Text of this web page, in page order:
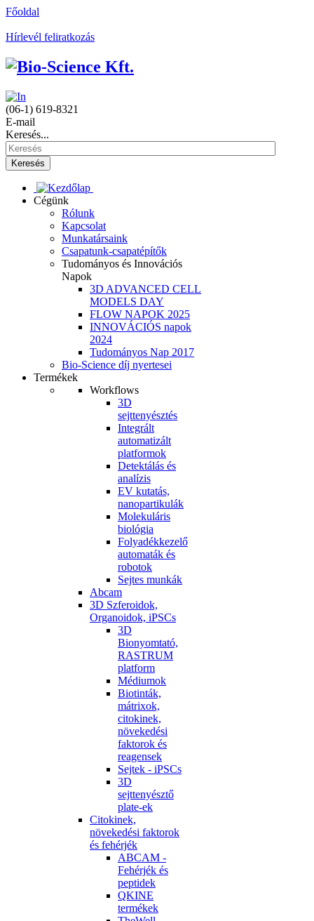
Főoldal
Hírlevél feliratkozás
(06-1) 619-8321
E-mail
Keresés...
Keresés
Cégünk
Rólunk
Kapcsolat
Munkatársaink
Csapatunk-csapatépítők
Tudományos és Innovációs
Napok
3D ADVANCED CELL
MODELS DAY
FLOW NAPOK 2025
INNOVÁCIÓS napok
2024
Tudományos Nap 2017
Bio-Science díj nyertesei
Termékek
Workflows
3D
sejttenyésztés
Integrált
automatizált
platformok
Detektálás és
analízis
EV kutatás,
nanopartikulák
Molekuláris
biológia
Folyadékkezelő
automaták és
robotok
Sejtes munkák
Abcam
3D Szferoidok,
Organoidok, iPSCs
3D
Bionyomtató,
RASTRUM
platform
Médiumok
Biotinták,
mátrixok,
citokinek,
növekedési
faktorok és
reagensek
Sejtek - iPSCs
3D
sejttenyésztő
plate-ek
Citokinek,
növekedési faktorok
és fehérjék
ABCAM -
Fehérjék és
peptidek
QKINE
termékek